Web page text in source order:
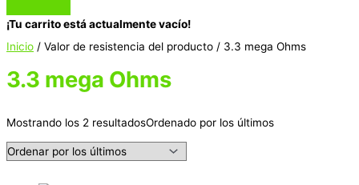
¡Tu carrito está actualmente vacío!
Inicio / Valor de resistencia del producto / 3.3 mega Ohms
3.3 mega Ohms
Mostrando los 2 resultadosOrdenado por los últimos